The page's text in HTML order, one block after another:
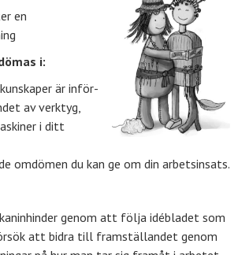
en
i:
är inför-
av verktyg,
i ditt
omdömen du kan ge om din arbetsinsats.
genom att följa idébladet som
att bidra till framställandet genom